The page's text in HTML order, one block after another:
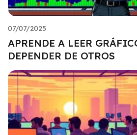
07/07/2025
APRENDE A LEER
DEPENDER DE OTROS